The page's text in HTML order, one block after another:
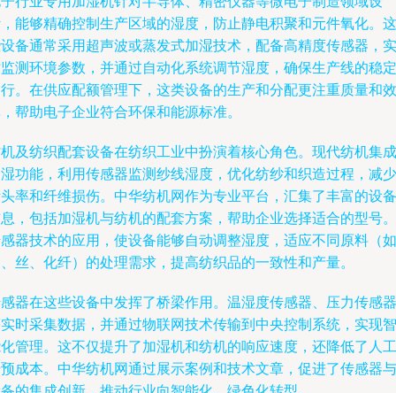
能够精确控制生产区域的湿度，防止静电积聚和元件氧化。这
备通常采用超声波或蒸发式加湿技术，配备高精度传感器，实
测环境参数，并通过自动化系统调节湿度，确保生产线的稳定
。在供应配额管理下，这类设备的生产和分配更注重质量和效
帮助电子企业符合环保和能源标准。
及纺织配套设备在纺织工业中扮演着核心角色。现代纺机集成
功能，利用传感器监测纱线湿度，优化纺纱和织造过程，减少
率和纤维损伤。中华纺机网作为专业平台，汇集了丰富的设备
，包括加湿机与纺机的配套方案，帮助企业选择适合的型号。
器技术的应用，使设备能够自动调整湿度，适应不同原料（如
丝、化纤）的处理需求，提高纺织品的一致性和产量。
器在这些设备中发挥了桥梁作用。温湿度传感器、压力传感器
时采集数据，并通过物联网技术传输到中央控制系统，实现智
管理。这不仅提升了加湿机和纺机的响应速度，还降低了人工
成本。中华纺机网通过展示案例和技术文章，促进了传感器与